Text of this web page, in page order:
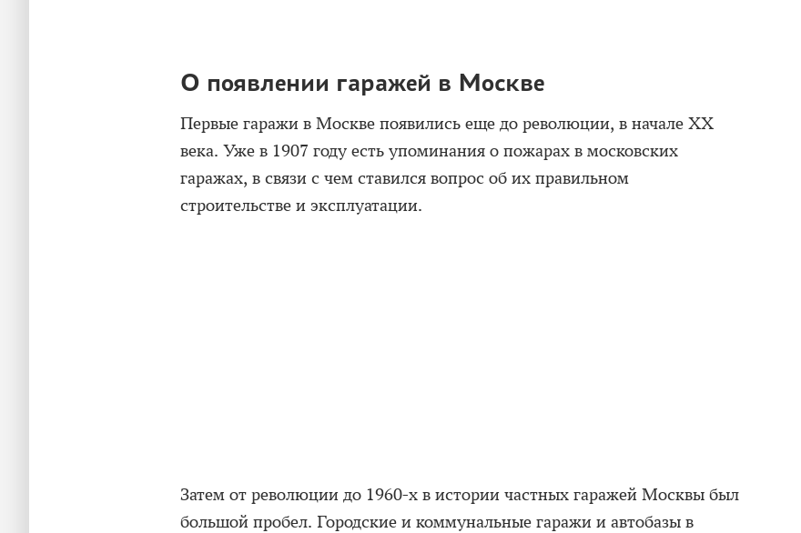
О появлении гаражей в Москве
Первые гаражи в Москве появились еще до революции, в начале XX
века. Уже в 1907 году есть упоминания о пожарах в московских
гаражах, в связи с чем ставился вопрос об их правильном
строительстве и эксплуатации.
Затем от революции до 1960-х в истории частных гаражей Москвы был
большой пробел. Городские и коммунальные гаражи и автобазы в